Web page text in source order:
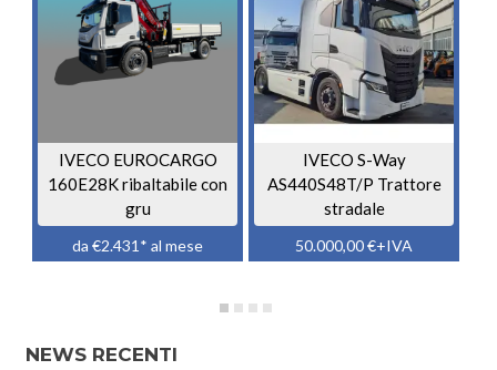
IVECO EUROCARGO
160E28K ribaltabile con
gru
da €2.431* al mese
IVECO S-Way
AS440S48T/P Trattore
stradale
50.000,00€+IVA
NEWS RECENTI